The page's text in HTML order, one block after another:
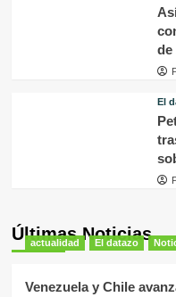
de
El
Últimas Noticias
actualidad El datazo
Venezuela y Chile